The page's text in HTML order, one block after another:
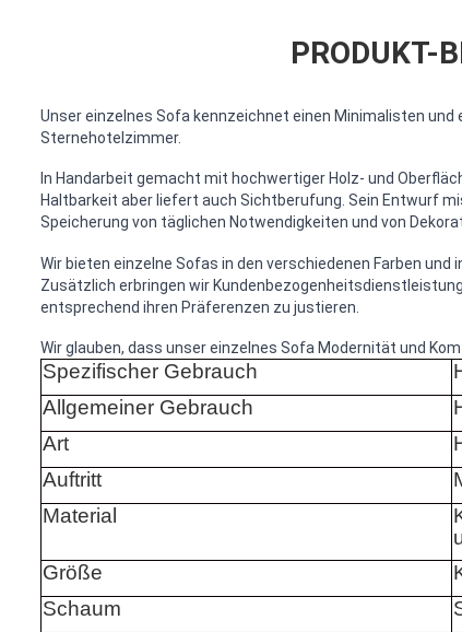
PRODUKT-
Unser einzelnes Sofa kennzeichnet einen Minimalisten
Sternehotelzimmer.
In Handarbeit gemacht mit hochwertiger Holz- und
Haltbarkeit aber liefert auch Sichtberufung. Sein Entwurf
Speicherung von täglichen Notwendigkeiten und von
Wir bieten einzelne Sofas in den verschiedenen Farben und
Zusätzlich erbringen wir
entsprechend ihren Präferenzen zu justieren.
Wir glauben, dass unser einzelnes Sofa Modernität und
Spezifischer Gebrauch
Allgemeiner Gebrauch
Art
Auftritt
Material
Größe
Schaum